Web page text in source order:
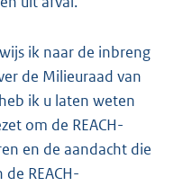
ik naar de inbreng
de Milieuraad van
ik u laten weten
om de REACH-
en de aandacht die
REACH-